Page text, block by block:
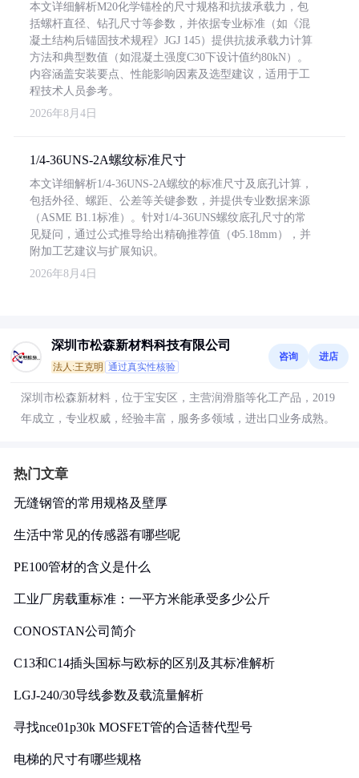
本文详细解析M20化学锚栓的尺寸规格和抗拔承载力，包
括螺杆直径、钻孔尺寸等参数，并依据专业标准（如《混
凝土结构后锚固技术规程》JGJ 145）提供抗拔承载力计算
方法和典型数值（如混凝土强度C30下设计值约80kN）。
内容涵盖安装要点、性能影响因素及选型建议，适用于工
程技术人员参考。
2026年8月4日
1/4-36UNS-2A螺纹标准尺寸
本文详细解析1/4-36UNS-2A螺纹的标准尺寸及底孔计算，
包括外径、螺距、公差等关键参数，并提供专业数据来源
（ASME B1.1标准）。针对1/4-36UNS螺纹底孔尺寸的常
见疑问，通过公式推导给出精确推荐值（Φ5.18mm），并
附加工艺建议与扩展知识。
2026年8月4日
深圳市松森新材料科技有限公司
法人:王克明 通过真实性核验
咨询 进店
深圳市松森新材料，位于宝安区，主营润滑脂等化工产品，2019
年成立，专业权威，经验丰富，服务多领域，进出口业务成熟。
热门文章
无缝钢管的常用规格及壁厚
生活中常见的传感器有哪些呢
PE100管材的含义是什么
工业厂房载重标准：一平方米能承受多少公斤
CONOSTAN公司简介
C13和C14插头国标与欧标的区别及其标准解析
LGJ-240/30导线参数及载流量解析
寻找nce01p30k MOSFET管的合适替代型号
电梯的尺寸有哪些规格